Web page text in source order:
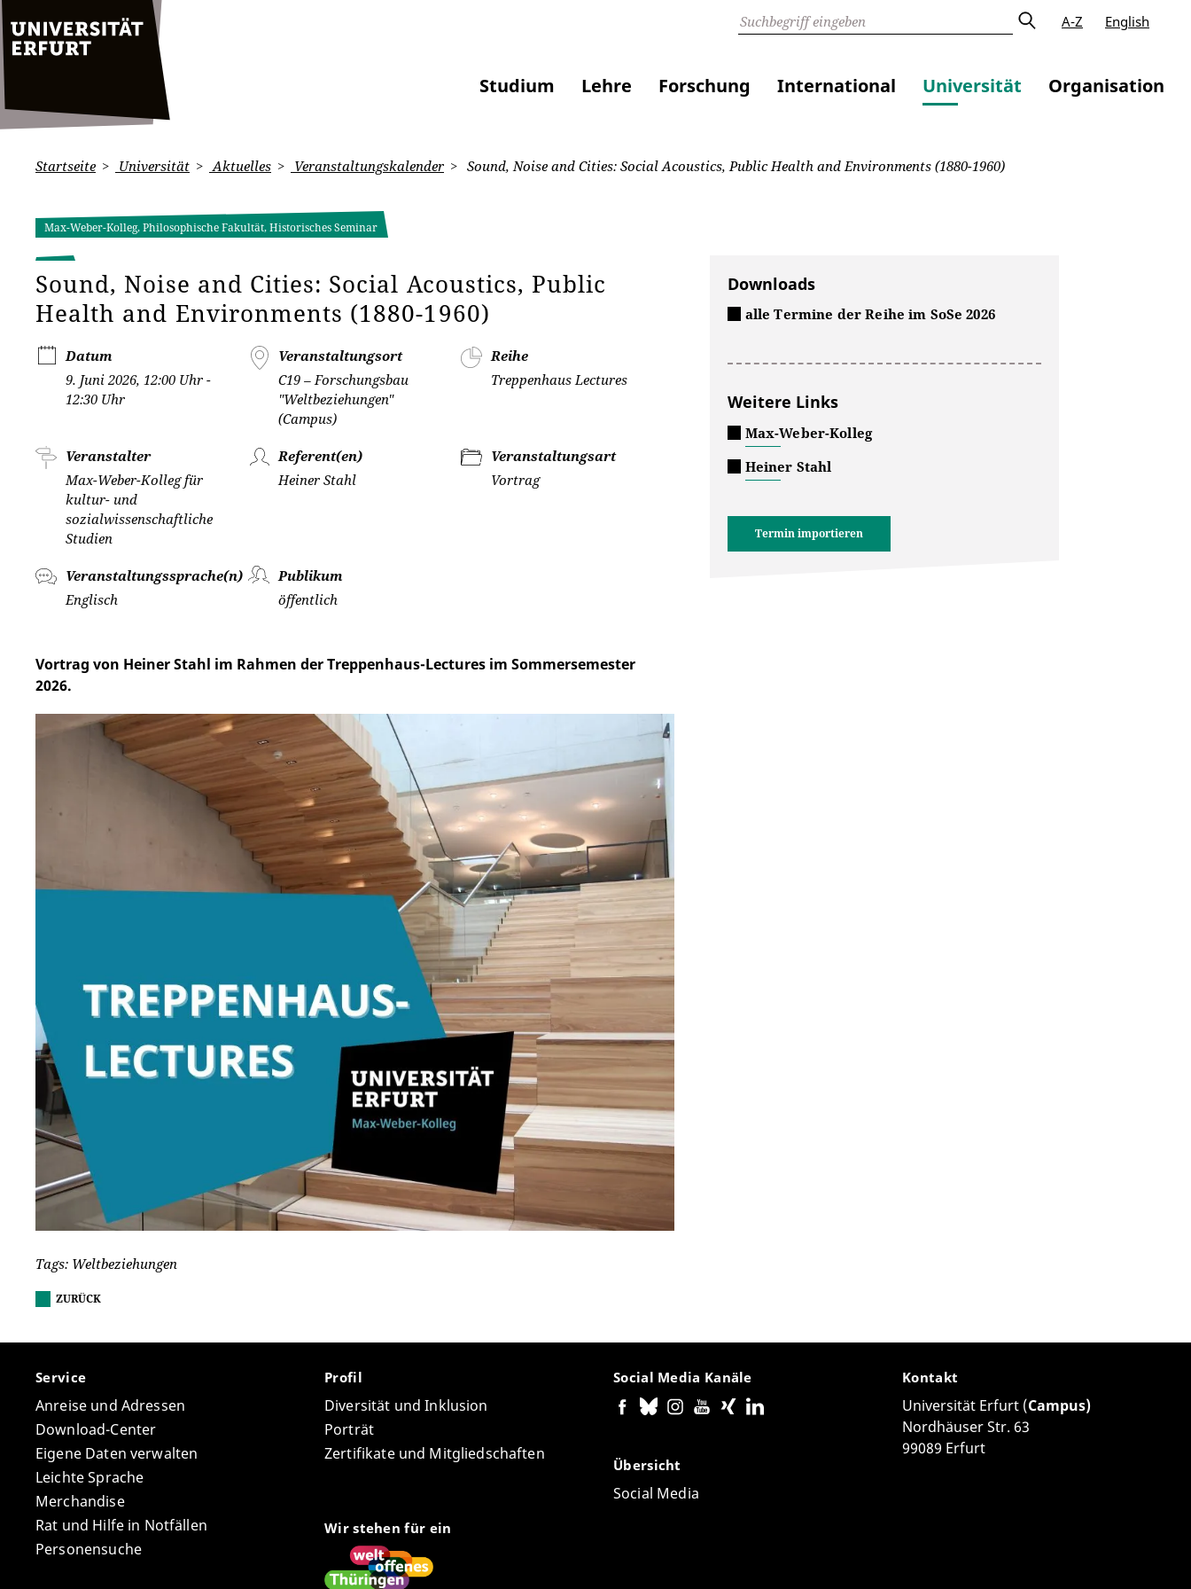
A-Z English
Studium Lehre Forschung International Universität Organisation
Startseite Universität Aktuelles Veranstaltungskalender Sound, Noise and Cities: Social Acoustics, Public Health and Environments (1880-1960)
Max-Weber-Kolleg, Philosophische Fakultät, Historisches Seminar
Sound, Noise and Cities: Social Acoustics, Public
Health and Environments (1880-1960)
Datum
9. Juni 2026, 12:00 Uhr -
12:30 Uhr
Veranstaltungsort
C19 – Forschungsbau
"Weltbeziehungen"
(Campus)
Reihe
Treppenhaus Lectures
Veranstalter
Max-Weber-Kolleg für
kultur- und
sozialwissenschaftliche
Studien
Referent(en)
Heiner Stahl
Veranstaltungsart
Vortrag
Veranstaltungssprache(n)
Englisch
Publikum
öffentlich
Vortrag von Heiner Stahl im Rahmen der Treppenhaus-Lectures im Sommersemester
2026.
Tags: Weltbeziehungen
Downloads
alle Termine der Reihe im SoSe 2026
Weitere Links
Max-Weber-Kolleg
Heiner Stahl
Termin importieren
ZURÜCK
Service
Anreise und Adressen
Download-Center
Eigene Daten verwalten
Leichte Sprache
Merchandise
Rat und Hilfe in Notfällen
Personensuche
Profil
Diversität und Inklusion
Porträt
Zertifikate und Mitgliedschaften
Wir stehen für ein
Social Media Kanäle
Übersicht
Social Media
Kontakt
Universität Erfurt (Campus)
Nordhäuser Str. 63
99089 Erfurt